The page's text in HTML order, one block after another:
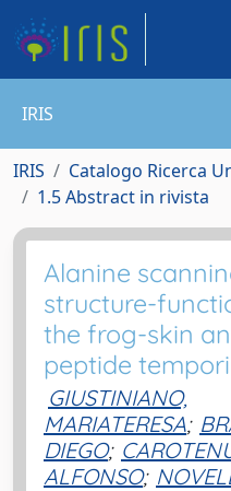
IRIS
IRIS Catalogo Ricerca
1.5 Abstract in rivista
Alanine
structure-
the frog-skin
peptide
GIUSTINIANO,
MARIATERESA;
DIEGO;
ALFONSO;